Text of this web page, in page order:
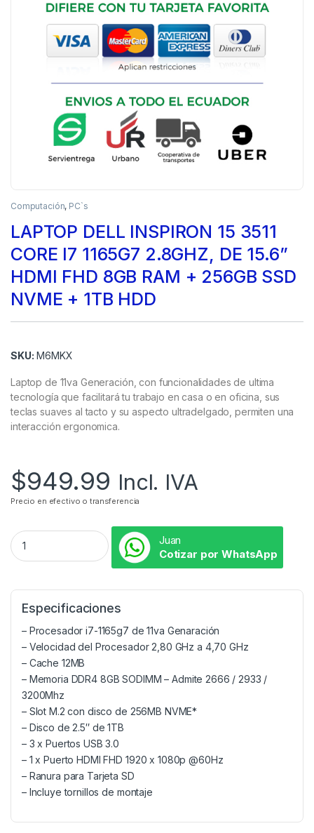
Computación, PC`s
LAPTOP DELL INSPIRON 15 3511
CORE I7 1165G7 2.8GHZ, DE 15.6”
HDMI FHD 8GB RAM + 256GB SSD
NVME + 1TB HDD
SKU: M6MKX
Laptop de 11va Generación, con funcionalidades de ultima
tecnología que facilitará tu trabajo en casa o en oficina, sus
teclas suaves al tacto y su aspecto ultradelgado, permiten una
interacción ergonomica.
$949.99 Incl. IVA
Precio en efectivo o transferencia
Juan
Cotizar por WhatsApp
Especificaciones
– Procesador i7-1165g7 de 11va Genaración
– Velocidad del Procesador 2,80 GHz a 4,70 GHz
– Cache 12MB
– Memoria DDR4 8GB SODIMM – Admite 2666 / 2933 /
3200Mhz
– Slot M.2 con disco de 256MB NVME*
– Disco de 2.5″ de 1TB
– 3 x Puertos USB 3.0
– 1 x Puerto HDMI FHD 1920 x 1080p @60Hz
– Ranura para Tarjeta SD
– Incluye tornillos de montaje